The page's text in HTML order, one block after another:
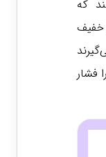
که
خفیف
فشار